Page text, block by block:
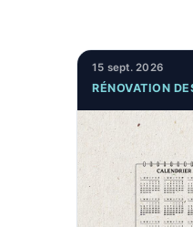
15 sept. 2026
RÉNOVATION